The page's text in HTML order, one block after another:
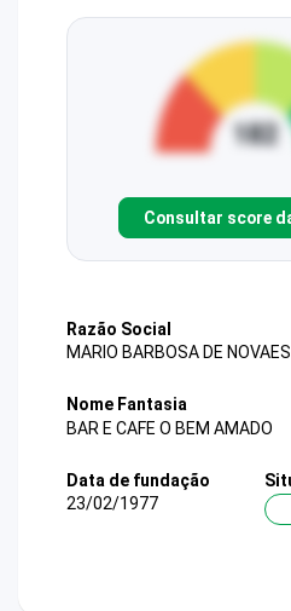
Consultar score
Razão Social
MARIO BARBOSA DE NOVAES
Nome Fantasia
BAR E CAFE O BEM AMADO
Data de fundação
23/02/1977